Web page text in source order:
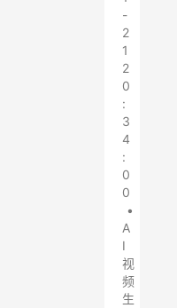
-
2
1
2
0
:
3
4
:
0
0
•
A
I
视
频
生